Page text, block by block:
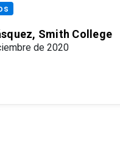
Smith College
de 2020